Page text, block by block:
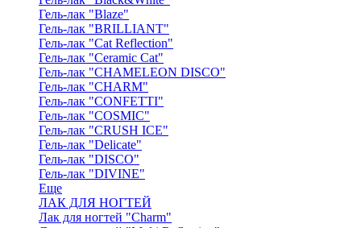
Гель-лак "Blaze"
Гель-лак "BRILLIANT"
Гель-лак "Cat Reflection"
Гель-лак "Ceramic Cat"
Гель-лак "CHAMELEON DISCO"
Гель-лак "CHARM"
Гель-лак "CONFETTI"
Гель-лак "COSMIC"
Гель-лак "CRUSH ICE"
Гель-лак "Delicate"
Гель-лак "DISCO"
Гель-лак "DIVINE"
Еще
ЛАК ДЛЯ НОГТЕЙ
Лак для ногтей "Charm"